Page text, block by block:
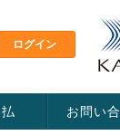
お問い